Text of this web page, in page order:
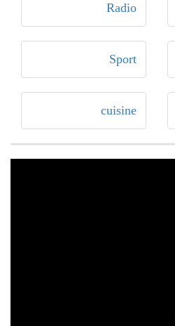
Radio
Sport
cuisine